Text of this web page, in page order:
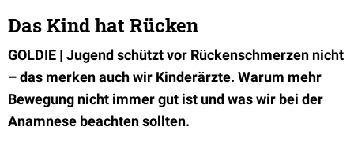
Das Kind hat Rücken
GOLDIE | Jugend schützt vor Rückenschmerzen nicht
– das merken auch wir Kinderärzte. Warum mehr
Bewegung nicht immer gut ist und was wir bei der
Anamnese beachten sollten.